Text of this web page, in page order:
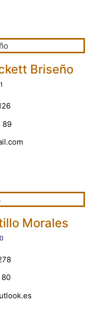
Briseño
89
Morales
80